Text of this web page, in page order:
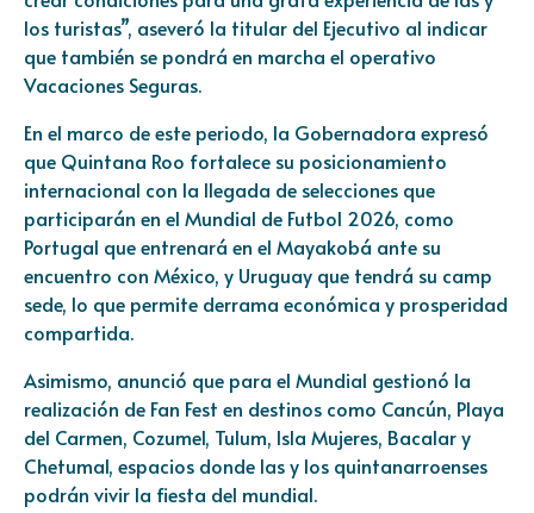
los turistas”, aseveró la titular del Ejecutivo al indicar
que también se pondrá en marcha el operativo
Vacaciones Seguras.
En el marco de este periodo, la Gobernadora expresó
que Quintana Roo fortalece su posicionamiento
internacional con la llegada de selecciones que
participarán en el Mundial de Futbol 2026, como
Portugal que entrenará en el Mayakobá ante su
encuentro con México, y Uruguay que tendrá su camp
sede, lo que permite derrama económica y prosperidad
compartida.
Asimismo, anunció que para el Mundial gestionó la
realización de Fan Fest en destinos como Cancún, Playa
del Carmen, Cozumel, Tulum, Isla Mujeres, Bacalar y
Chetumal, espacios donde las y los quintanarroenses
podrán vivir la fiesta del mundial.